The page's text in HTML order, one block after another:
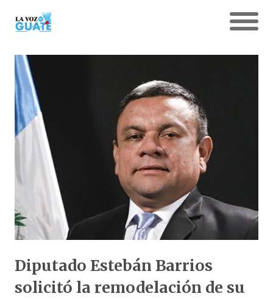
Diputado Estebán Barrios
solicitó la remodelación de su